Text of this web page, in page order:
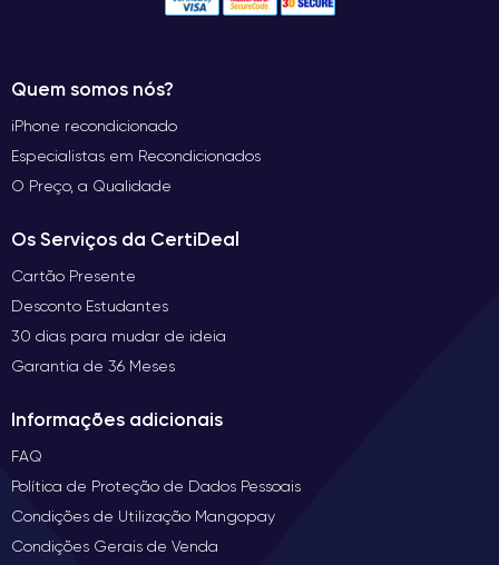
Quem somos nós?
iPhone recondicionado
Especialistas em Recondicionados
O Preço, a Qualidade
Os Serviços da CertiDeal
Cartão Presente
Desconto Estudantes
30 dias para mudar de ideia
Garantia de 36 Meses
Informações adicionais
FAQ
Política de Proteção de Dados Pessoais
Condições de Utilização Mangopay
Condições Gerais de Venda